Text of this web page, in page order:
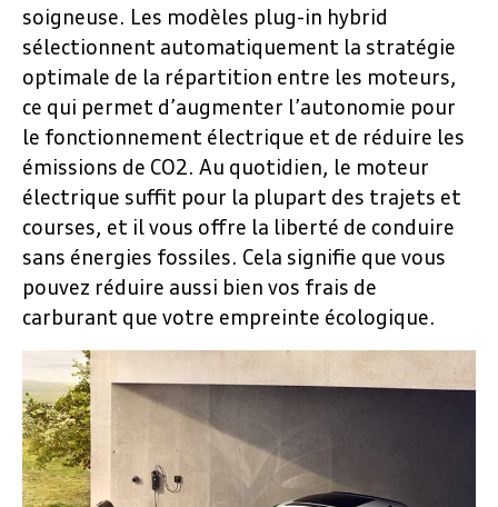
soigneuse. Les modèles plug-in hybrid
sélectionnent automatiquement la stratégie
optimale de la répartition entre les moteurs,
ce qui permet d’augmenter l’autonomie pour
le fonctionnement électrique et de réduire les
émissions de CO2. Au quotidien, le moteur
électrique suffit pour la plupart des trajets et
courses, et il vous offre la liberté de conduire
sans énergies fossiles. Cela signifie que vous
pouvez réduire aussi bien vos frais de
carburant que votre empreinte écologique.